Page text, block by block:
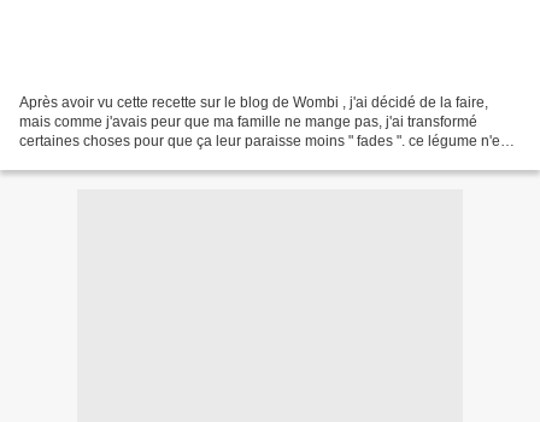
Après avoir vu cette recette sur le blog de Wombi , j'ai décidé de la faire,
mais comme j'avais peur que ma famille ne mange pas, j'ai transformé
certaines choses pour que ça leur paraisse moins " fades ". ce légume n'est